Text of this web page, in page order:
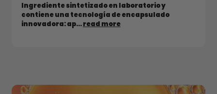
Ingrediente sintetizado en laboratorio y
contiene una tecnología de encapsulado
innovadora: ap...read more